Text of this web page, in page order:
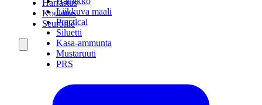
Liikkuva maali
Practical
Siluetti
Kasa-ammunta
Mustaruuti
PRS
Harrastus
Koulutus
Seuroille